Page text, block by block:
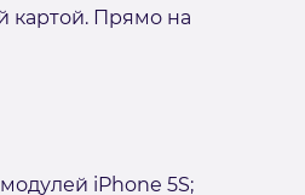
картой. Прямо на
iPhone 5S;